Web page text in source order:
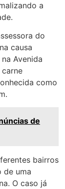
a
do
causa
Avenida
como
de
bairros
de uma
O caso já